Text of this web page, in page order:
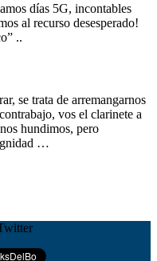
días 5G, incontables
al recurso desesperado!
..
se trata de arremangarnos
vos el clarinete a
hundimos, pero
…